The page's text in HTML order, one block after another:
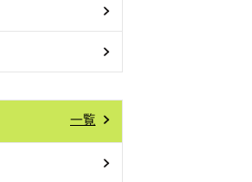
一覧